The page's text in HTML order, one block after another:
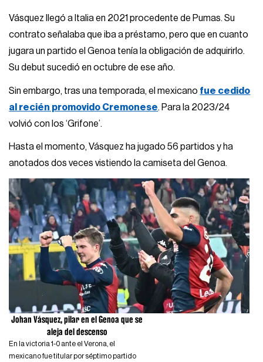
Vásquez llegó a Italia en 2021 procedente de Pumas. Su
contrato señalaba que iba a préstamo, pero que en cuanto
jugara un partido el Genoa tenía la obligación de adquirirlo.
Su debut sucedió en octubre de ese año.
Sin embargo, tras una temporada, el mexicano fue cedido
al recién promovido Cremonese. Para la 2023/24
volvió con los ‘Grifone’.
Hasta el momento, Vásquez ha jugado 56 partidos y ha
anotados dos veces vistiendo la camiseta del Genoa.
Johan Vásquez, pilar en el Genoa que se
aleja del descenso
En la victoria 1-0 ante el Verona, el
mexicano fue titular por séptimo partido